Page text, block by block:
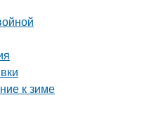
к зиме